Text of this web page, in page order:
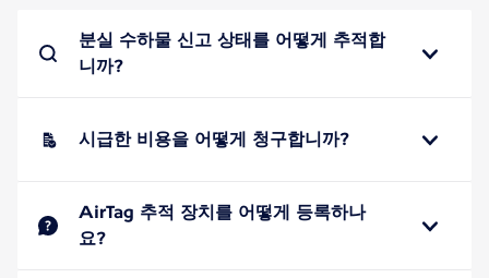
분실 수하물 신고 상태를 어떻게 추적합
니까?
시급한 비용을 어떻게 청구합니까?
AirTag 추적 장치를 어떻게 등록하나
요?